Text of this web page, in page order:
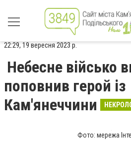
22:29, 19 вересня 2023 р.
Небесне військо
поповнив герой із
Кам'янеччини
Фото: мережа